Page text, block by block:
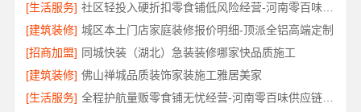
[生活服务]
社区轻投入硬折扣零食铺低风险经营-河南零百味供应链有限公司
[建筑装修] 城区本土门店家庭装修报价明细-顶派全铝高端定制
[招商加盟] 同城快装（湖北）急装装修哪家快品质施工
[建筑装修] 佛山禅城品质装饰家装施工雅居美家
[生活服务]
全程护航量贩零食铺无忧经营-河南零百味供应链有限公司